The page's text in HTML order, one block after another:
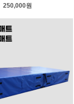
250,000원